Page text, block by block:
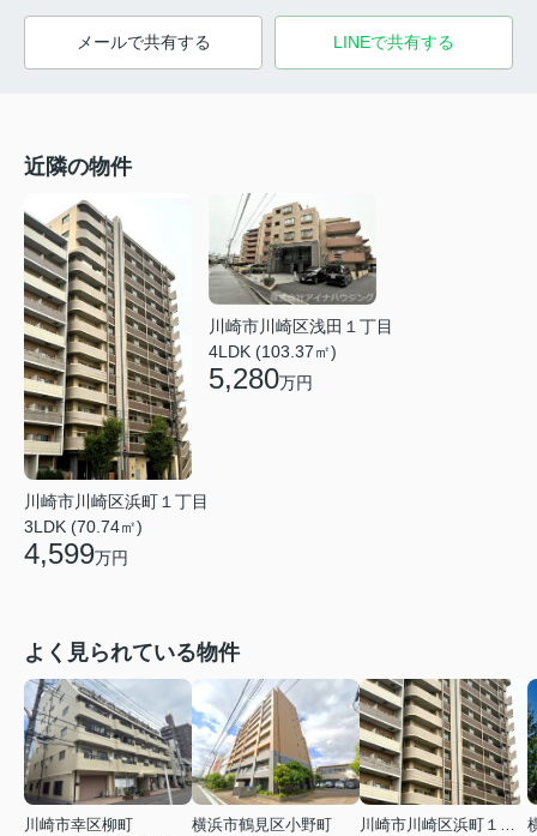
メールで共有する LINEで共有する
近隣の物件
川崎市川崎区浜町１丁目
3LDK (70.74㎡)
4,599万円
川崎市川崎区浅田１丁目
4LDK (103.37㎡)
5,280万円
よく見られている物件
川崎市幸区柳町
横浜市鶴見区小野町